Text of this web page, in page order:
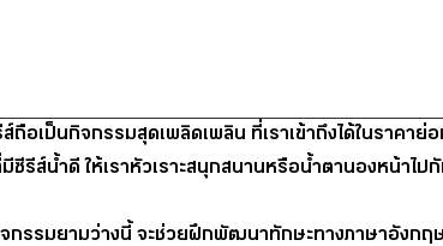
ถือเป็นกิจกรรมสุดเพลิดเพลิน ที่เราเข้าถึงได้ในราคาย่อ
ซีรีส์น้ำดี ให้เราหัวเราะสนุกสนานหรือน้ำตานองหน้าไป
จกรรมยามว่างนี้ จะช่วยฝึกพัฒนาทักษะทางภาษาอังกฤษ